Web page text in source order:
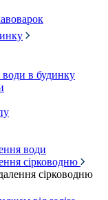
води в будинку
води
сірководню
сірководню